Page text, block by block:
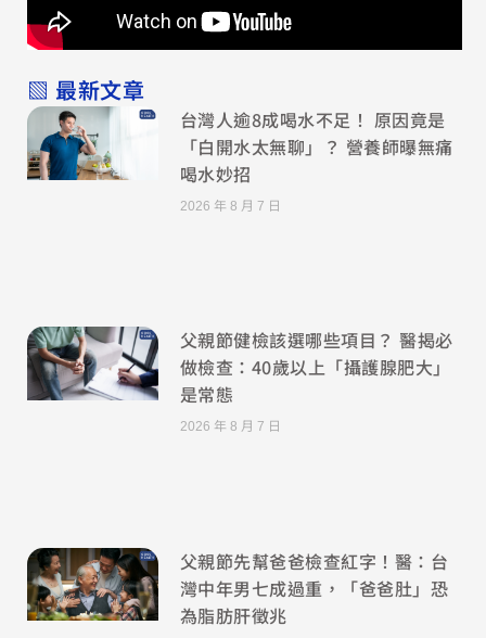
▧ 最新文章
台灣人逾8成喝水不足！ 原因竟是
「白開水太無聊」？ 營養師曝無痛
喝水妙招
2026 年 8 月 7 日
父親節健檢該選哪些項目？ 醫揭必
做檢查：40歲以上「攝護腺肥大」
是常態
2026 年 8 月 7 日
父親節先幫爸爸檢查紅字！醫：台
灣中年男七成過重，「爸爸肚」恐
為脂肪肝徵兆